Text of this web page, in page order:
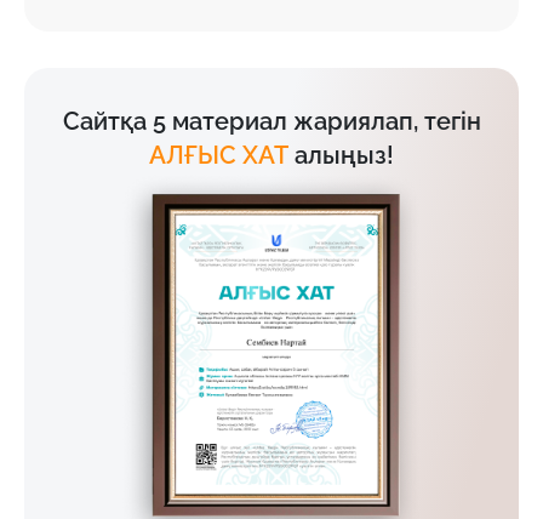
Сайтқа 5 материал жариялап, тегін
АЛҒЫС ХАТ алыңыз!